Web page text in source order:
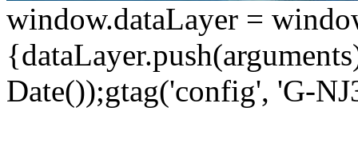
window.dataLayer =
Date());gtag('config', 'G-